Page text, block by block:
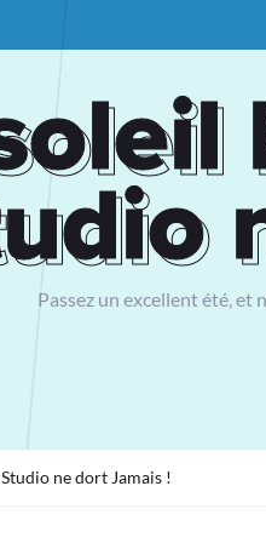
Passez un excellent été, et
ne dort Jamais !